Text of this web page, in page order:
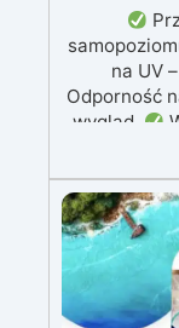
na UV
Odporność
wygląd.
mm–2
sztuki.
Wyniki